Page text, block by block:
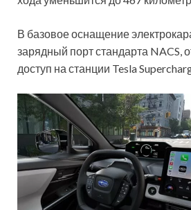
В базовое оснащение
зарядный порт стандарта NACS,
доступ на станции Tesla